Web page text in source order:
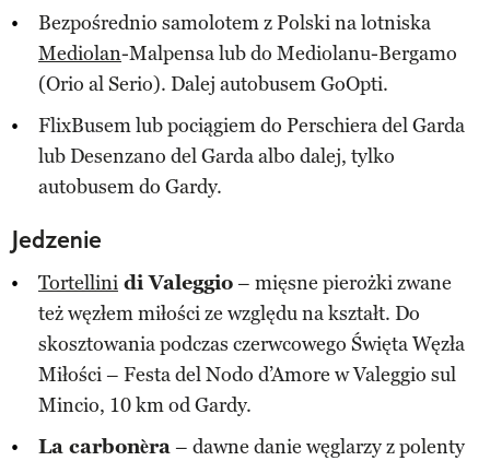
Bezpośrednio samolotem z Polski na lotniska
Mediolan-Malpensa lub do Mediolanu-Bergamo
(Orio al Serio). Dalej autobusem GoOpti.
FlixBusem lub pociągiem do Perschiera del Garda
lub Desenzano del Garda albo dalej, tylko
autobusem do Gardy.
Jedzenie
Tortellini di Valeggio– mięsne pierożki zwane
też węzłem miłości ze względu na kształt. Do
skosztowania podczas czerwcowego Święta Węzła
Miłości – Festa del Nodo d’Amore w Valeggio sul
Mincio, 10 km od Gardy.
La carbonèra– dawne danie węglarzy z polenty